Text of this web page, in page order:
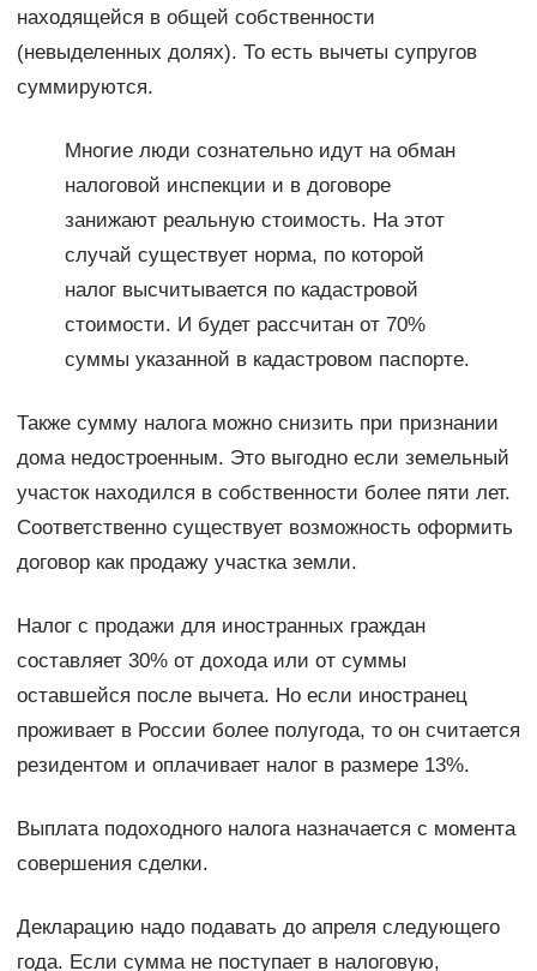
находящейся в общей собственности
(невыделенных долях). То есть вычеты супругов
суммируются.
Многие люди сознательно идут на обман
налоговой инспекции и в договоре
занижают реальную стоимость. На этот
случай существует норма, по которой
налог высчитывается по кадастровой
стоимости. И будет рассчитан от 70%
суммы указанной в кадастровом паспорте.
Также сумму налога можно снизить при признании
дома недостроенным. Это выгодно если земельный
участок находился в собственности более пяти лет.
Соответственно существует возможность оформить
договор как продажу участка земли.
Налог с продажи для иностранных граждан
составляет 30% от дохода или от суммы
оставшейся после вычета. Но если иностранец
проживает в России более полугода, то он считается
резидентом и оплачивает налог в размере 13%.
Выплата подоходного налога назначается с момента
совершения сделки.
Декларацию надо подавать до апреля следующего
года. Если сумма не поступает в налоговую,